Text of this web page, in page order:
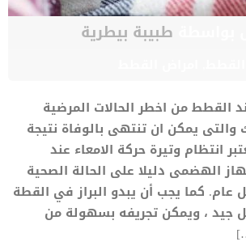
طبيبة بيطرية
القطط من اخطر الحالات المرضية
يمكن ان تنتهى بالوفاة نتيجة
انتظام وتيرة حركة الامعاء عند
الهضمى دليلا على الحالة الصحية
عام. كما يجب أن يبدو البراز في القطة
جيد ، ويمكن تجريفه بسهولة من